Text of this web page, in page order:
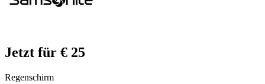
Jetzt für € 25
Regenschirm